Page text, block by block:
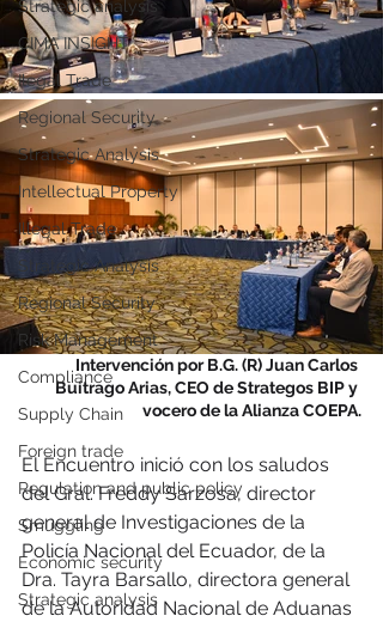
Strategic analysis
CIMA INSIGHT
Ilegal Trade
Regional Security
Strategic Analysis
Intellectual Property
Illegal Trade
Strategic Analysis
Regional Security
Risk Management
Compliance
Supply Chain
Foreign trade
Regulation and public policy
Smuggling
Economic security
Strategic analysis
Intervención por B.G. (R) Juan Carlos
Buitrago Arias, CEO de Strategos BIP y
vocero de la Alianza COEPA.
El Encuentro inició con los saludos
del Gral. Freddy Sarzosa, director
general de Investigaciones de la
Policía Nacional del Ecuador, de la
Dra. Tayra Barsallo, directora general
de la Autoridad Nacional de Aduanas